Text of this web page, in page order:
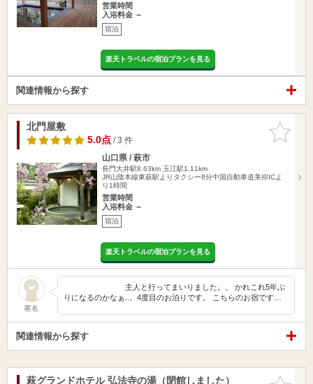
営業時間
入浴料金 ～
宿泊
楽天トラベルの宿泊プランを見る
関連情報から探す
お気に入
りに追加
北門屋敷
5.0点/ 3 件
山口県 / 萩市
長門大井駅8.63km 玉江駅1.11km
JR山陰本線東萩駅よりタクシー8分中国自動車道美祢ICよ
り1時間
営業時間
入浴料金 ～
宿泊
楽天トラベルの宿泊プランを見る
匿名
主人と行ってまいりました。。 かれこれ5年ぶ
りになるのかなぁ..。4度目のお泊りです。 こちらのお宿です…
関連情報から探す
お気に入
萩グランドホテル 弘法寺の湯（閉館しました）